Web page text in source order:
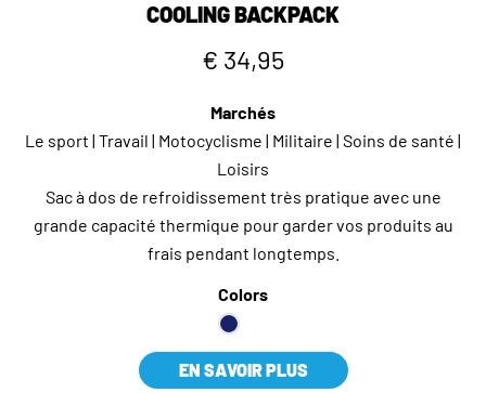
COOLING BACKPACK
€ 34,95
Marchés
Le sport | Travail | Motocyclisme | Militaire | Soins de santé |
Loisirs
Sac à dos de refroidissement très pratique avec une
grande capacité thermique pour garder vos produits au
frais pendant longtemps.
Colors
EN SAVOIR PLUS